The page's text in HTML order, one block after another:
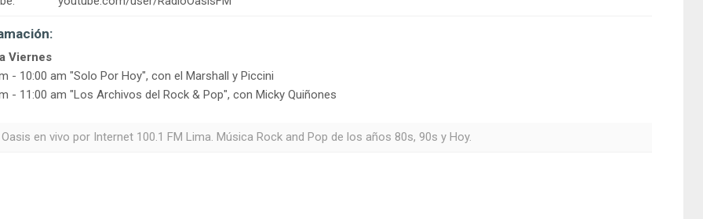
Viernes
- 10:00 am "Solo Por Hoy", con el Marshall y Piccini
- 11:00 am "Los Archivos del Rock & Pop", con Micky Quiñones
en vivo por Internet 100.1 FM Lima. Música Rock and Pop de los años 80s, 90s y Hoy.